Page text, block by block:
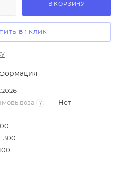
В КОРЗИНУ
В 1 КЛИК
? — Нет
300